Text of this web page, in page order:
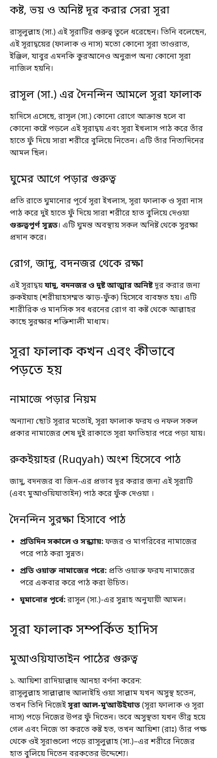
কষ্ট, ভয় ও অনিষ্ট দূর করার সেরা সূরা
রাসূলুল্লাহ (সা.) এই সূরাটির গুরুত্ব তুলে ধরেছেন। তিনি বলেছেন,
এই সূরাদ্বয়ের (ফালাক ও নাস) মতো কোনো সূরা তাওরাত,
ইঞ্জিল, যাবুর এমনকি কুরআনেও অনুরূপ অন্য কোনো সূরা
নাজিল হয়নি।
রাসূল (সা.) এর দৈনন্দিন আমলে সূরা ফালাক
হাদিসে এসেছে, রাসূল (সা.) কোনো রোগে আক্রান্ত হলে বা
কোনো কষ্টে পড়লে এই সূরাদ্বয় এবং সূরা ইখলাস পাঠ করে তাঁর
হাতে ফুঁ দিয়ে সারা শরীরে বুলিয়ে নিতেন। এটি তাঁর নিত্যদিনের
আমল ছিল।
ঘুমের আগে পড়ার গুরুত্ব
প্রতি রাতে ঘুমানোর পূর্বে সূরা ইখলাস, সূরা ফালাক ও সূরা নাস
পাঠ করে দুই হাতে ফুঁ দিয়ে সারা শরীরে হাত বুলিয়ে দেওয়া
গুরুত্বপূর্ণ সুন্নত। এটি ঘুমন্ত অবস্থায় সকল অনিষ্ট থেকে সুরক্ষা
প্রদান করে।
রোগ, জাদু, বদনজর থেকে রক্ষা
এই সূরাদ্বয়যাদু, বদনজর ও দুষ্ট আত্মার অনিষ্টদূর করার জন্য
রুকইয়াহ (শরীয়াহসম্মত ঝাড়-ফুঁক) হিসেবে ব্যবহৃত হয়। এটি
শারীরিক ও মানসিক সব ধরনের রোগ বা কষ্ট থেকে আল্লাহর
কাছে সুরক্ষার শক্তিশালী মাধ্যম।
সূরা ফালাক কখন এবং কীভাবে
পড়তে হয়
নামাজে পড়ার নিয়ম
অন্যান্য ছোট সূরার মতোই, সূরা ফালাক ফরয ও নফল সকল
প্রকার নামাজের শেষ দুই রাকাতে সূরা ফাতিহার পরে পড়া যায়।
রুকইয়াহর (Ruqyah) অংশ হিসেবে পাঠ
জাদু, বদনজর বা জিন-এর প্রভাব দূর করার জন্য এই সূরাটি
(এবং মুআওয়িযাতাইন) পাঠ করে ফুঁক দেওয়া ।
দৈনন্দিন সুরক্ষা হিসাবে পাঠ
প্রতিদিন সকালে ও সন্ধ্যায়:ফজর ও মাগরিবের নামাজের
পরে পাঠ করা সুন্নত।
প্রতি ওয়াক্ত নামাজের পরে: প্রতি ওয়াক্ত ফরয নামাজের
পরে একবার করে পাঠ করা উচিত।
ঘুমানোর পূর্বে:রাসূল (সা.)-এর সুন্নাহ অনুযায়ী আমল।
সূরা ফালাক সম্পর্কিত হাদিস
মুআওয়িযাতাইন পাঠের গুরুত্ব
১. আয়িশা রাদিয়াল্লাহু আনহা বর্ণনা করেন:
রাসূলুল্লাহ সাল্লাল্লাহু আলাইহি ওয়া সাল্লাম যখন অসুস্থ হতেন,
তখন তিনি নিজেইসূরা আল-মু‘আউইযাত(সূরা ফালাক ও সূরা
নাস) পড়ে নিজের উপর ফুঁ দিতেন। তবে অসুস্থতা যখন তীব্র হয়ে
গেল এবং নিজে তা করতে কষ্ট হত, তখন আয়িশা (রাঃ) তাঁর পক্ষ
থেকে ওই সূরাগুলো পড়ে রাসূলুল্লাহ (সা.)–এর শরীরে নিজের
হাত বুলিয়ে দিতেন বরকতের উদ্দেশ্যে।